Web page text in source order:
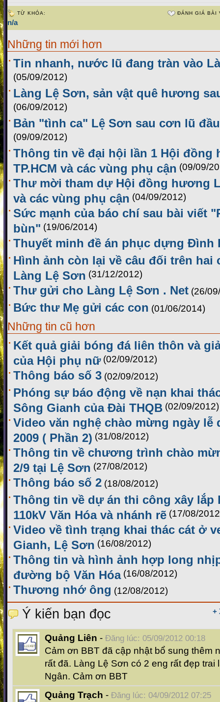
TỪ KHÓA:
n/a
ĐÁNH GIÁ BÀI
Những tin mới hơn
Tin nhanh, nước lũ đang tràn vào
(05/09/2012)
Làng Lệ Sơn, sản vật quê hương
(06/09/2012)
Bản "tình ca" Lệ Sơn sau cơn lũ
(09/09/2012)
Thông tin về đại hội lần 1 Hội đồng
TP.HCM và các vùng phụ cận (09/09/
Thư mời tham dự Hội đồng hương
và các vùng phụ cận (04/09/2012)
Sức mạnh của báo chí sau bài viết
bùn" (19/06/2014)
Thuyết minh đề án phục dựng Đình
Hình ảnh còn lại về câu đối trên hai
Làng Lệ Sơn (31/12/2012)
Thư gửi cho Làng Lệ Sơn . Net (26/
Bức thư Mẹ gửi các con (01/06/2014)
Những tin cũ hơn
Kết quả giải bóng đá liên thôn và
của Hội phụ nữ (02/09/2012)
Thông báo số 3 (02/09/2012)
Phóng sự báo động về nạn khai
Sông Gianh của Đài THQB (02/09/2012)
Video văn nghệ chào mừng ngày lễ
2009 ( Phần 2) (31/08/2012)
Thông tin về chương trình chào
2/9 tại Lệ Sơn (27/08/2012)
Thông báo số 2 (18/08/2012)
Thông tin về dự án thi công xây lắp
110kV Văn Hóa và nhánh rẽ (17/08/
Video về tình trạng khai thác cát ở
Gianh, Lệ Sơn (16/08/2012)
Thông tin và hình ảnh hợp long
đường bộ Văn Hóa (16/08/2012)
Thương nhớ ông (12/08/2012)
+
Ý kiến bạn đọc
Quảng Liên - Đăng lúc: 05/09/2012 00:18
Cảm ơn BBT đã cập nhật bổ sung thêm
rất đã. Làng Lệ Sơn có 2 eng rất đẹp trai
Ngân. Cảm ơn BBT
Quảng Trạch - Đăng lúc: 04/09/2012 07:25